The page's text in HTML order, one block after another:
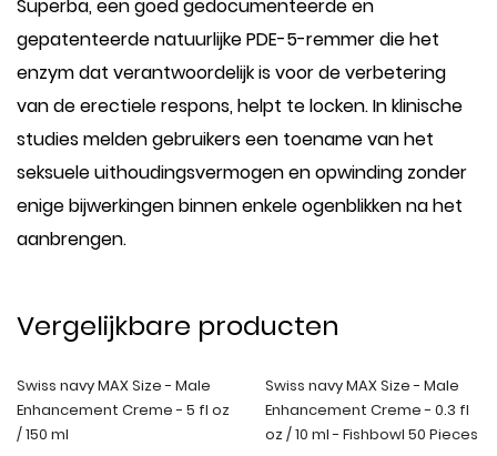
Superba, een goed gedocumenteerde en
gepatenteerde natuurlijke PDE-5-remmer die het
enzym dat verantwoordelijk is voor de verbetering
van de erectiele respons, helpt te locken. In klinische
studies melden gebruikers een toename van het
seksuele uithoudingsvermogen en opwinding zonder
enige bijwerkingen binnen enkele ogenblikken na het
aanbrengen.
Vergelijkbare producten
Swiss navy MAX Size - Male
Enhancement Creme - 5 fl oz
/ 150 ml
Swiss navy MAX Size - Male
Enhancement Creme - 0.3 fl
oz / 10 ml - Fishbowl 50 Pieces